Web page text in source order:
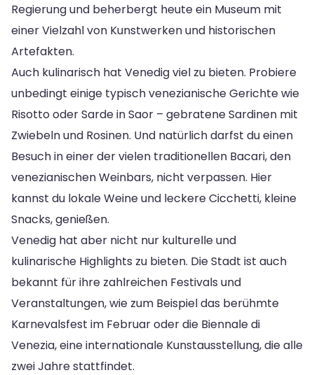
Regierung und beherbergt heute ein Museum mit
einer Vielzahl von Kunstwerken und historischen
Artefakten.
Auch kulinarisch hat Venedig viel zu bieten. Probiere
unbedingt einige typisch venezianische Gerichte wie
Risotto oder Sarde in Saor – gebratene Sardinen mit
Zwiebeln und Rosinen. Und natürlich darfst du einen
Besuch in einer der vielen traditionellen Bacari, den
venezianischen Weinbars, nicht verpassen. Hier
kannst du lokale Weine und leckere Cicchetti, kleine
Snacks, genießen.
Venedig hat aber nicht nur kulturelle und
kulinarische Highlights zu bieten. Die Stadt ist auch
bekannt für ihre zahlreichen Festivals und
Veranstaltungen, wie zum Beispiel das berühmte
Karnevalsfest im Februar oder die Biennale di
Venezia, eine internationale Kunstausstellung, die alle
zwei Jahre stattfindet.